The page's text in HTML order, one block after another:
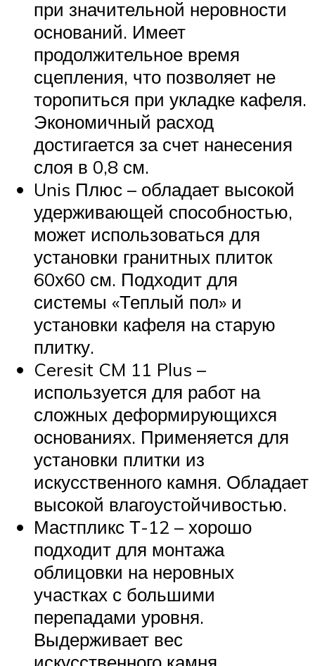
при значительной неровности
оснований. Имеет
продолжительное время
сцепления, что позволяет не
торопиться при укладке кафеля.
Экономичный расход
достигается за счет нанесения
слоя в 0,8 см.
Unis Плюс – обладает высокой
удерживающей способностью,
может использоваться для
установки гранитных плиток
60х60 см. Подходит для
системы «Теплый пол» и
установки кафеля на старую
плитку.
Ceresit CM 11 Plus –
используется для работ на
сложных деформирующихся
основаниях. Применяется для
установки плитки из
искусственного камня. Обладает
высокой влагоустойчивостью.
Мастпликс Т-12 – хорошо
подходит для монтажа
облицовки на неровных
участках с большими
перепадами уровня.
Выдерживает вес